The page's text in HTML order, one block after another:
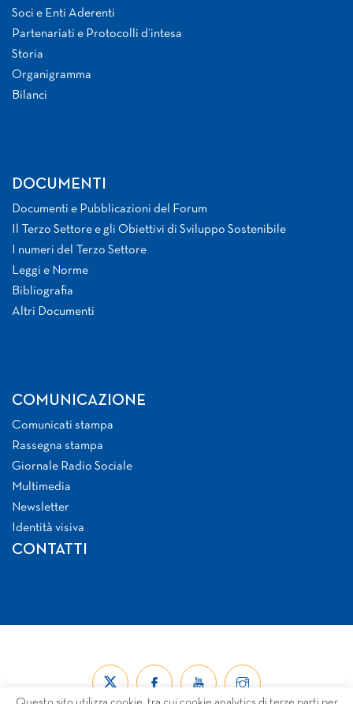
Soci e Enti Aderenti
Partenariati e Protocolli d’intesa
Storia
Organigramma
Bilanci
DOCUMENTI
Documenti e Pubblicazioni del Forum
Il Terzo Settore e gli Obiettivi di Sviluppo Sostenibile
I numeri del Terzo Settore
Leggi e Norme
Bibliografia
Altri Documenti
COMUNICAZIONE
Comunicati stampa
Rassegna stampa
Giornale Radio Sociale
Multimedia
Newsletter
Identità visiva
CONTATTI